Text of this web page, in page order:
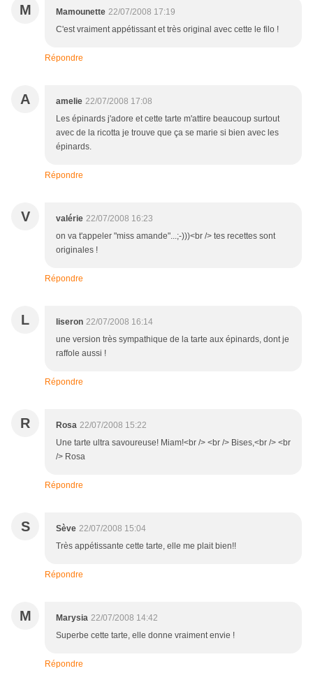
M Mamounette 22/07/2008 17:19
C'est vraiment appétissant et très original avec cette le filo !
Répondre
A amelie 22/07/2008 17:08
Les épinards j'adore et cette tarte m'attire beaucoup surtout
avec de la ricotta je trouve que ça se marie si bien avec les
épinards.
Répondre
V valérie 22/07/2008 16:23
on va t'appeler "miss amande"...;-)))<br /> tes recettes sont
originales !
Répondre
L liseron 22/07/2008 16:14
une version très sympathique de la tarte aux épinards, dont je
raffole aussi !
Répondre
R Rosa 22/07/2008 15:22
Une tarte ultra savoureuse! Miam!<br /> <br /> Bises,<br /> <br
/> Rosa
Répondre
S Sève 22/07/2008 15:04
Très appétissante cette tarte, elle me plait bien!!
Répondre
M Marysia 22/07/2008 14:42
Superbe cette tarte, elle donne vraiment envie !
Répondre